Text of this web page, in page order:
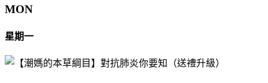
MON
星期一